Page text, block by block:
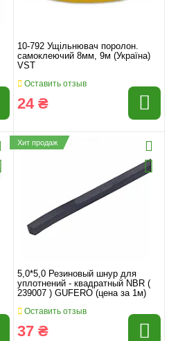
10-792 Ущільнювач поролон.
самоклеючий 8мм, 9м (Україна)
VST
Оставить отзыв
24 ₴
Хит продаж
5,0*5,0 Резиновый шнур для
уплотнений - квадратный NBR (
239007 ) GUFERO (цена за 1м)
Оставить отзыв
37 ₴